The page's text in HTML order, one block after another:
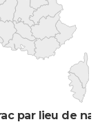
par lieu de